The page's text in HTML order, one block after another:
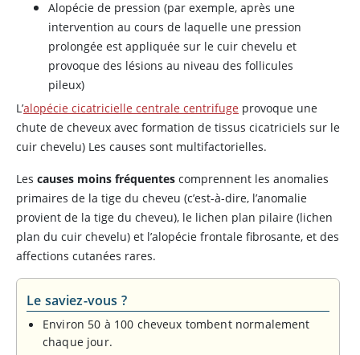
Alopécie de pression (par exemple, après une
intervention au cours de laquelle une pression
prolongée est appliquée sur le cuir chevelu et
provoque des lésions au niveau des follicules
pileux)
L’alopécie cicatricielle centrale centrifuge provoque une
chute de cheveux avec formation de tissus cicatriciels sur le
cuir chevelu) Les causes sont multifactorielles.
Les causes moins fréquentes comprennent les anomalies
primaires de la tige du cheveu (c’est-à-dire, l’anomalie
provient de la tige du cheveu), le lichen plan pilaire (lichen
plan du cuir chevelu) et l’alopécie frontale fibrosante, et des
affections cutanées rares.
Le saviez-vous ?
Environ 50 à 100 cheveux tombent normalement
chaque jour.